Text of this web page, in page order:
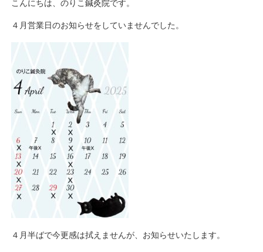
こんにちは、のりこ鍼灸院です。
４月営業日のお知らせをしていませんでした。
４月半ばで今更感は拭えませんが、お知らせいたします。